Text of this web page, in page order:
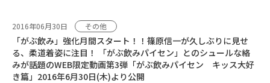
2016年06月30日 その他
「がぶ飲み」強化月間スタート！！篠原信一が久しぶりに見せ
る、柔道着姿に注目！ 「がぶ飲みパイセン」とのシュールな絡
みが話題のWEB限定動画第3弾「がぶ飲みパイセン キッス大好
き篇」2016年6月30日(木)より公開